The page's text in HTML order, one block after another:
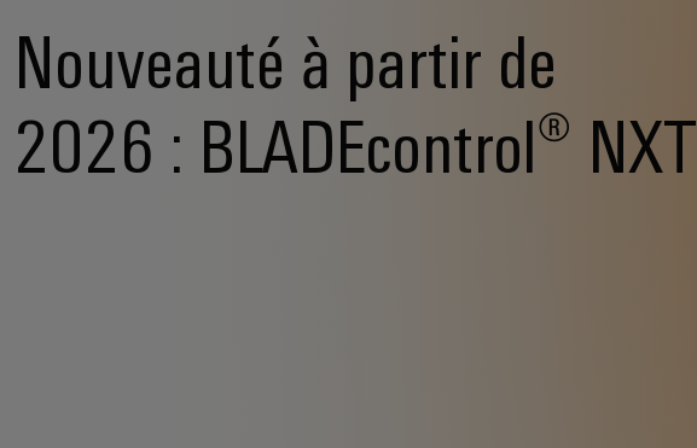
Nouveauté à partir de
2026 : BLADEcontrol® NXT